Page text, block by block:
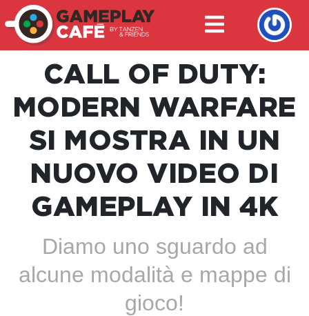
CALL OF DUTY:
MODERN WARFARE
SI MOSTRA IN UN
NUOVO VIDEO DI
GAMEPLAY IN 4K
Diamo uno sguardo ad
alcune modalità e mappe di
gioco!